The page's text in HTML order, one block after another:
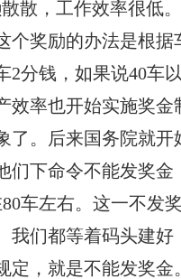
散，工作效率很低
个奖励的办法是根
2分钱，如果说40车
效率也开始实施奖
了。后来国务院就
们下命令不能发奖
车左右。这一不发
我们都等着码头建
定，就是不能发奖